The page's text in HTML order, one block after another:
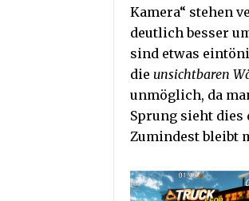
Kamera“ stehen
deutlich besser
sind etwas
die unsichtbaren
unmöglich, da
Sprung sieht
Zumindest bleibt